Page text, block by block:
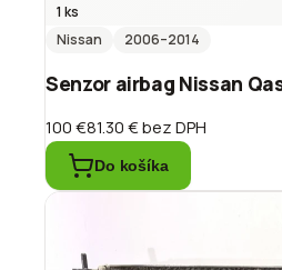
1 ks
Nissan
2006–2014
Senzor airbag Nissan
100 €81.30 €bez DPH
Do košíka